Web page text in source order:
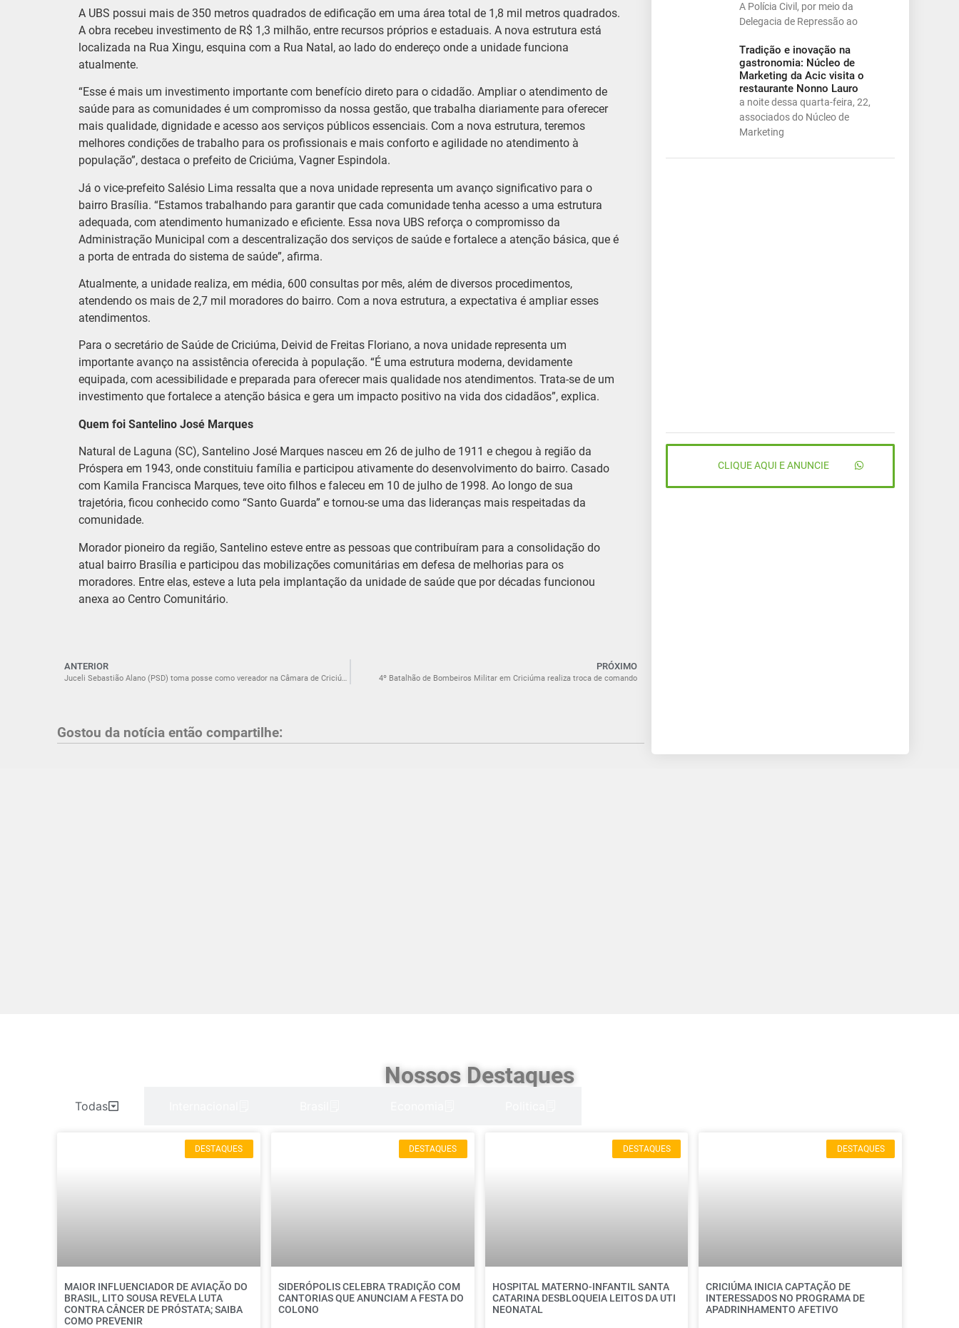
A UBS possui mais de 350 metros quadrados de edificação em uma área total de 1,8 mil metros quadrados.
A obra recebeu investimento de R$ 1,3 milhão, entre recursos próprios e estaduais. A nova estrutura está
localizada na Rua Xingu, esquina com a Rua Natal, ao lado do endereço onde a unidade funciona
atualmente.
“Esse é mais um investimento importante com benefício direto para o cidadão. Ampliar o atendimento de
saúde para as comunidades é um compromisso da nossa gestão, que trabalha diariamente para oferecer
mais qualidade, dignidade e acesso aos serviços públicos essenciais. Com a nova estrutura, teremos
melhores condições de trabalho para os profissionais e mais conforto e agilidade no atendimento à
população”, destaca o prefeito de Criciúma, Vagner Espindola.
Já o vice-prefeito Salésio Lima ressalta que a nova unidade representa um avanço significativo para o
bairro Brasília. “Estamos trabalhando para garantir que cada comunidade tenha acesso a uma estrutura
adequada, com atendimento humanizado e eficiente. Essa nova UBS reforça o compromisso da
Administração Municipal com a descentralização dos serviços de saúde e fortalece a atenção básica, que é
a porta de entrada do sistema de saúde”, afirma.
Atualmente, a unidade realiza, em média, 600 consultas por mês, além de diversos procedimentos,
atendendo os mais de 2,7 mil moradores do bairro. Com a nova estrutura, a expectativa é ampliar esses
atendimentos.
Para o secretário de Saúde de Criciúma, Deivid de Freitas Floriano, a nova unidade representa um
importante avanço na assistência oferecida à população. “É uma estrutura moderna, devidamente
equipada, com acessibilidade e preparada para oferecer mais qualidade nos atendimentos. Trata-se de um
investimento que fortalece a atenção básica e gera um impacto positivo na vida dos cidadãos”, explica.
Quem foi Santelino José Marques
Natural de Laguna (SC), Santelino José Marques nasceu em 26 de julho de 1911 e chegou à região da
Próspera em 1943, onde constituiu família e participou ativamente do desenvolvimento do bairro. Casado
com Kamila Francisca Marques, teve oito filhos e faleceu em 10 de julho de 1998. Ao longo de sua
trajetória, ficou conhecido como “Santo Guarda” e tornou-se uma das lideranças mais respeitadas da
comunidade.
Morador pioneiro da região, Santelino esteve entre as pessoas que contribuíram para a consolidação do
atual bairro Brasília e participou das mobilizações comunitárias em defesa de melhorias para os
moradores. Entre elas, esteve a luta pela implantação da unidade de saúde que por décadas funcionou
anexa ao Centro Comunitário.
ANTERIOR
Juceli Sebastião Alano (PSD) toma posse como vereador na Câmara de Criciúma
PRÓXIMO
4º Batalhão de Bombeiros Militar em Criciúma realiza troca de comando
Gostou da notícia então compartilhe:
A Polícia Civil, por meio da
Delegacia de Repressão ao
Tradição e inovação na
gastronomia: Núcleo de
Marketing da Acic visita o
restaurante Nonno Lauro
a noite dessa quarta-feira, 22,
associados do Núcleo de
Marketing
CLIQUE AQUI E ANUNCIE
Nossos Destaques
Todas
DESTAQUES
MAIOR INFLUENCIADOR DE AVIAÇÃO DO
BRASIL, LITO SOUSA REVELA LUTA
CONTRA CÂNCER DE PRÓSTATA; SAIBA
COMO PREVENIR
DESTAQUES
SIDERÓPOLIS CELEBRA TRADIÇÃO COM
CANTORIAS QUE ANUNCIAM A FESTA DO
COLONO
DESTAQUES
HOSPITAL MATERNO-INFANTIL SANTA
CATARINA DESBLOQUEIA LEITOS DA UTI
NEONATAL
DESTAQUES
CRICIÚMA INICIA CAPTAÇÃO DE
INTERESSADOS NO PROGRAMA DE
APADRINHAMENTO AFETIVO